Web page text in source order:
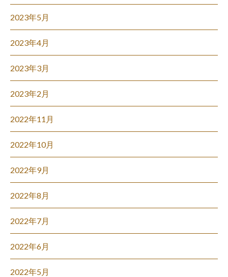
2023年5月
2023年4月
2023年3月
2023年2月
2022年11月
2022年10月
2022年9月
2022年8月
2022年7月
2022年6月
2022年5月